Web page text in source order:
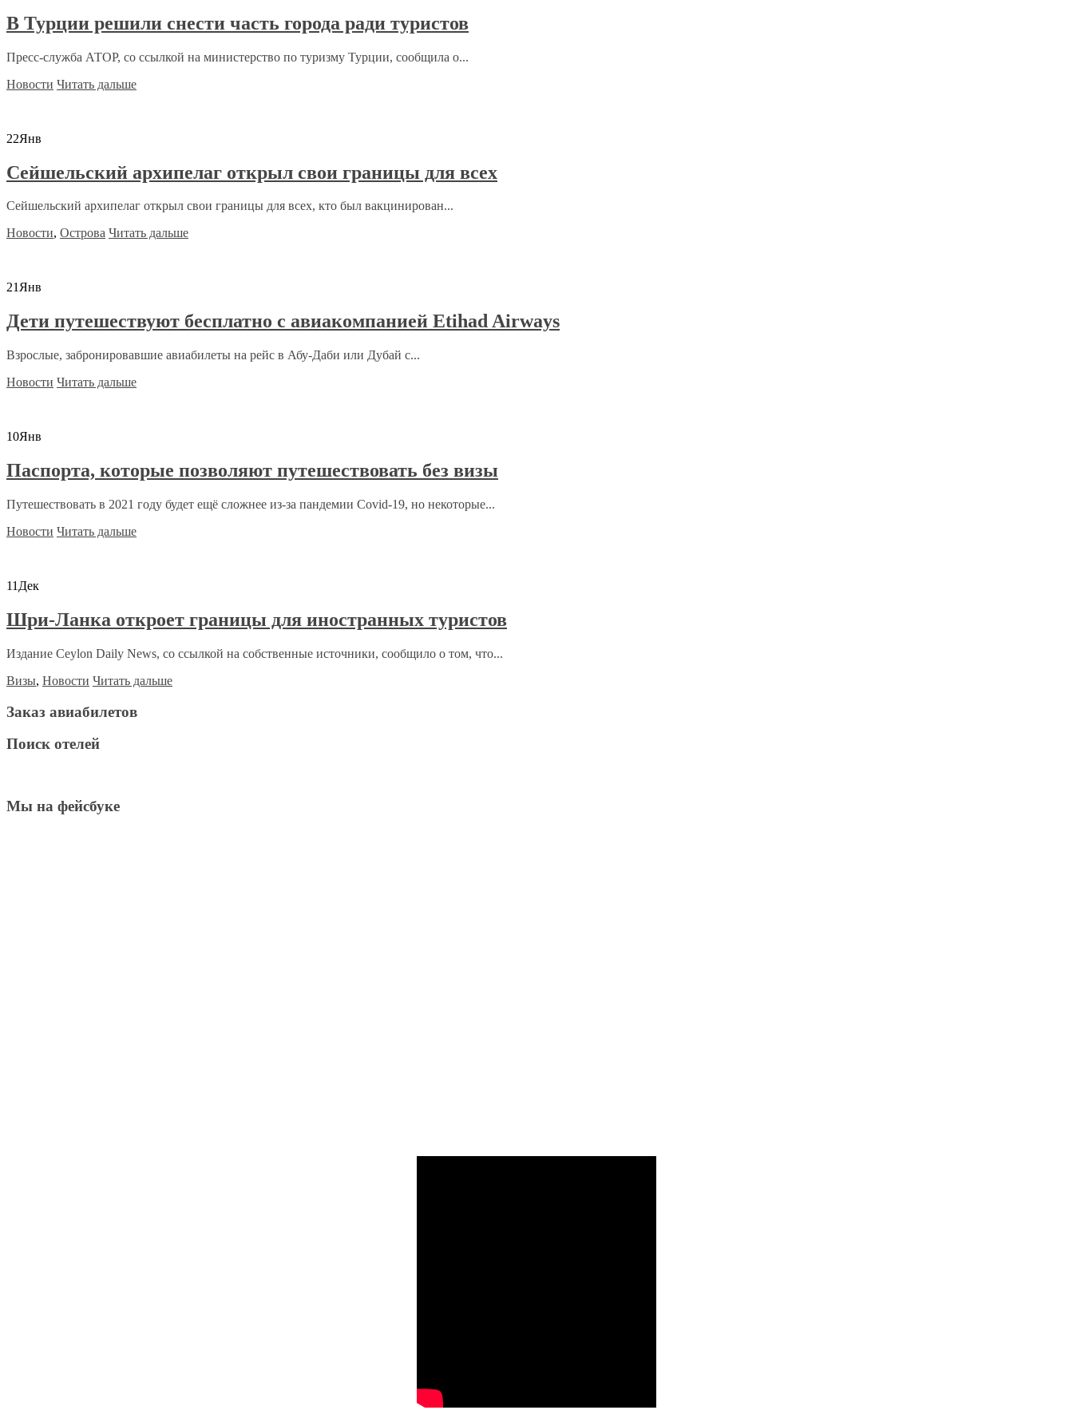
В Турции решили снести часть города ради туристов
Пресс-служба АТОР, со ссылкой на министерство по туризму Турции, сообщила о...
Новости Читать дальше
22Янв
Сейшельский архипелаг открыл свои границы для всех
Сейшельский архипелаг открыл свои границы для всех, кто был вакцинирован...
Новости, Острова Читать дальше
21Янв
Дети путешествуют бесплатно с авиакомпанией Etihad Airways
Взрослые, забронировавшие авиабилеты на рейс в Абу-Даби или Дубай с...
Новости Читать дальше
10Янв
Паспорта, которые позволяют путешествовать без визы
Путешествовать в 2021 году будет ещё сложнее из-за пандемии Covid-19, но некоторые...
Новости Читать дальше
11 Дек
Шри-Ланка откроет границы для иностранных туристов
Издание Ceylon Daily News, со ссылкой на собственные источники, сообщило о том, что...
Визы, Новости Читать дальше
Заказ авиабилетов
Поиск отелей
Мы на фейсбуке